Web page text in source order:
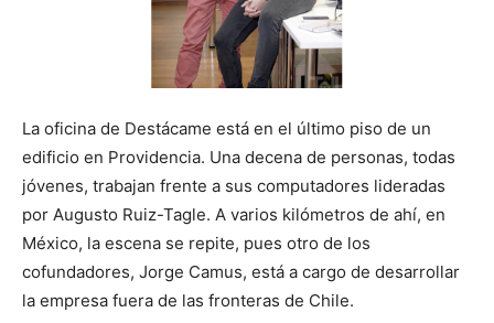
La oficina de Destácame está en el último piso de un
edificio en Providencia. Una decena de personas, todas
jóvenes, trabajan frente a sus computadores lideradas
por Augusto Ruiz-Tagle. A varios kilómetros de ahí, en
México, la escena se repite, pues otro de los
cofundadores, Jorge Camus, está a cargo de desarrollar
la empresa fuera de las fronteras de Chile.